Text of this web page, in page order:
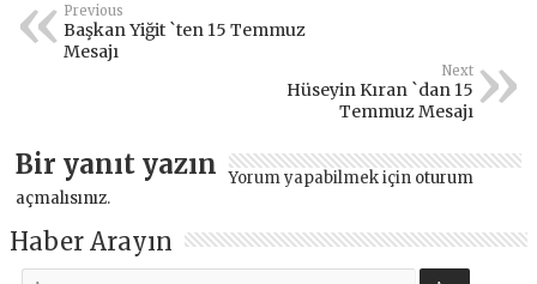
Previous
Başkan Yiğit `ten 15 Temmuz
Mesajı
Next
Hüseyin Kıran `dan 15
Temmuz Mesajı
Bir yanıt yazın Yorum yapabilmek için oturum
açmalısınız.
Haber Arayın